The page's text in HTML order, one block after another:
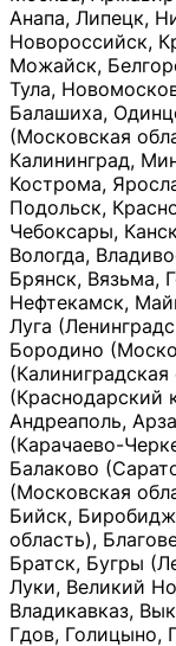
Анапа, Липецк,
Новороссийск,
Можайск,
Тула,
Балашиха,
(Московская
Калининград,
Кострома,
Подольск,
Чебоксары,
Вологда,
Брянск, Вязьма,
Нефтекамск,
Луга
Бородино
(Краснодарский
Андреаполь,
(Карачаево-
Балаково
(Московская
Бийск,
область),
Братск, Бугры
Луки, Великий
Владикавказ,
Гдов, Голицыно,